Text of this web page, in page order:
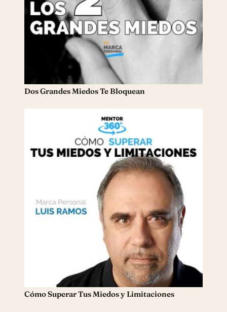
Dos Grandes Miedos Te Bloquean
Cómo Superar Tus Miedos y Limitaciones